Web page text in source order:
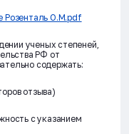
Розенталь О.М.pdf
ученых степеней,
РФ от
содержать:
отзыва)
с указанием